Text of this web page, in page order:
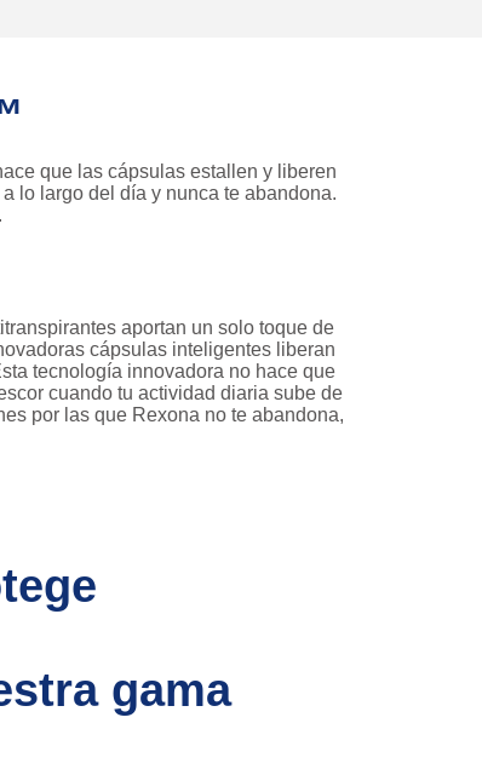
que las cápsulas estallen y liberen
lo largo del día y nunca te abandona.
aportan un solo toque de
cápsulas inteligentes liberan
tecnología innovadora no hace que
cuando tu actividad diaria sube de
por las que Rexona no te abandona,
gama